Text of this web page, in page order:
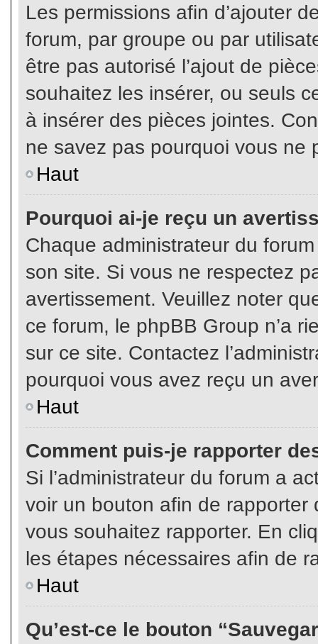
Les permissions afin d’ajouter
forum, par groupe ou par
être pas autorisé l’ajout de
souhaitez les insérer, ou seuls
à insérer des pièces jointes.
ne savez pas pourquoi vous ne
Haut
Pourquoi ai-je reçu un
Chaque administrateur du
son site. Si vous ne respectez
avertissement. Veuillez noter
ce forum, le phpBB Group n’a
sur ce site. Contactez
pourquoi vous avez reçu un
Haut
Comment puis-je rapporter
Si l’administrateur du forum a
voir un bouton afin de
vous souhaitez rapporter. En
les étapes nécessaires afin de
Haut
Qu’est-ce le bouton